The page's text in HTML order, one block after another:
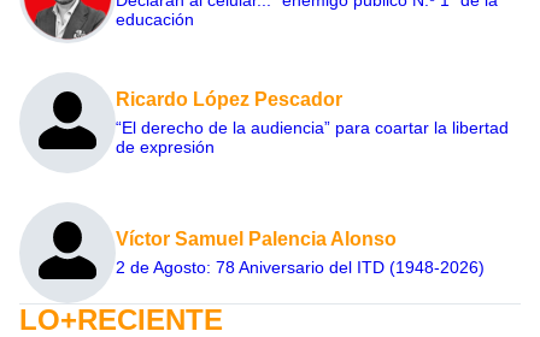
educación
Ricardo López Pescador
“El derecho de la audiencia” para coartar la libertad
de expresión
Víctor Samuel Palencia Alonso
2 de Agosto: 78 Aniversario del ITD (1948-2026)
LO+RECIENTE